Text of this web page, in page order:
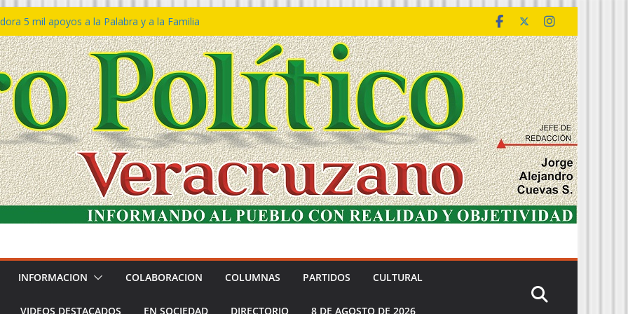
5 mil apoyos a la Palabra y a la Familia
Declaraciones de Procedencia en contra
𝙂𝙤𝙗𝙞𝙚𝙧𝙣𝙤 𝙙𝙚𝙡 𝙀𝙨𝙩𝙖𝙙𝙤 𝙖 𝙙𝙞𝙨𝙛𝙧𝙪𝙩𝙖𝙧
𝙙𝙚𝙡 𝙈𝙖𝙧 𝙚𝙣 𝘾𝙤𝙖𝙩𝙯𝙖𝙘𝙤𝙖𝙡𝙘𝙤𝙨
de policías con vocación de servicio y
SSP
Bravo rechaza acusaciones y asegura que
solicitud de desafuero
INFORMACION COLABORACION COLUMNAS PARTIDOS CULTURAL
VIDEOS DESTACADOS EN SOCIEDAD DIRECTORIO 8 DE AGOSTO DE 2026